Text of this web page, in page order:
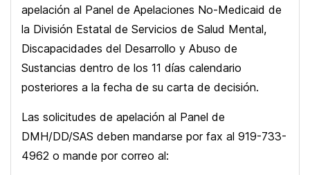
apelación al Panel de Apelaciones No-Medicaid de
la División Estatal de Servicios de Salud Mental,
Discapacidades del Desarrollo y Abuso de
Sustancias dentro de los 11 días calendario
posteriores a la fecha de su carta de decisión.
Las solicitudes de apelación al Panel de
DMH/DD/SAS deben mandarse por fax al 919-733-
4962 o mande por correo al: